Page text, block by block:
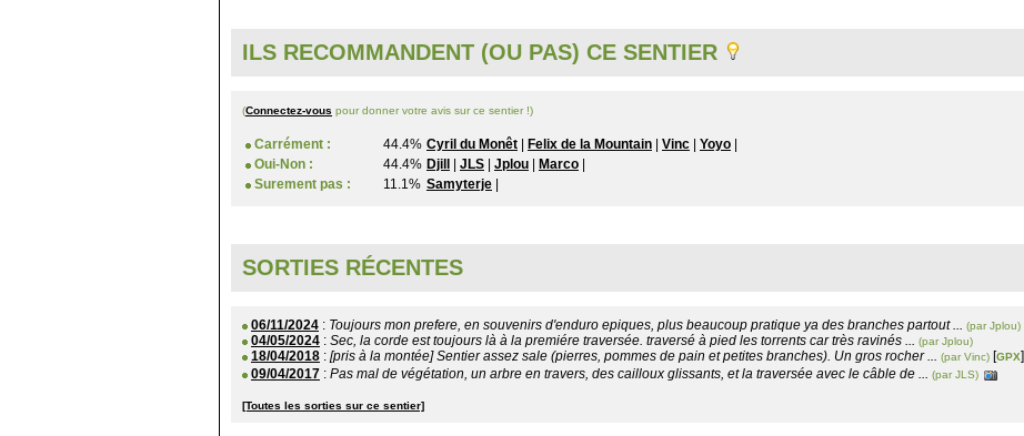
ILS RECOMMANDENT (OU PAS) CE SENTIER
(Connectez-vous pour donner votre avis sur ce sentier !)
Carrément : 44.4% Cyril du Monêt Felix de la Mountain Vinc Yoyo
Oui-Non :
44.4% Djill JLS Jplou Marco
Surement pas :
11.1% Samyterje
SORTIES RÉCENTES
06/11/2024 : Toujours mon prefere, en souvenirs d'enduro epiques, plus beaucoup pratique ya des branches partout ... (par Jplou)
04/05/2024 : Sec, la corde est toujours là à la premiére traversée. traversé à pied les torrents car très ravinés ... (par Jplou)
18/04/2018 : [pris à la montée] Sentier assez sale (pierres, pommes de pain et petites branches). Un gros rocher ... (par Vinc) [GPX]
09/04/2017 : Pas mal de végétation, un arbre en travers, des cailloux glissants, et la traversée avec le câble de ... (par JLS)
[Toutes les sorties sur ce sentier]